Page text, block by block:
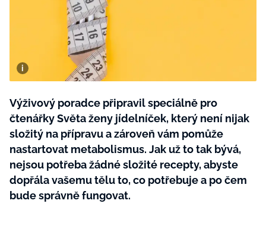
Testy a kvízy
Všechny kategorie
Rady a tipy
SVĚT ŽENY - 599 KČ
Výživový poradce připravil speciálně pro
čtenářky Světa ženy jídelníček, který není nijak
složitý na přípravu a zároveň vám pomůže
nastartovat metabolismus. Jak už to tak bývá,
nejsou potřeba žádné složité recepty, abyste
dopřála vašemu tělu to, co potřebuje a po čem
bude správně fungovat.